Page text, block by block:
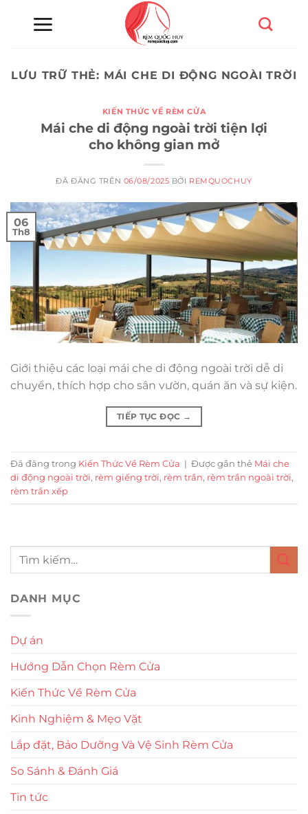
LƯU TRỮ THẺ: MÁI CHE DI ĐỘNG NGOÀI TRỜI
KIẾN THỨC VỀ RÈM CỬA
Mái che di động ngoài trời tiện lợi
cho không gian mở
ĐÃ ĐĂNG TRÊN 06/08/2025 BỞI REMQUOCHUY
06
Th8
Giới thiệu các loại mái che di động ngoài trời dễ di
chuyển, thích hợp cho sân vườn, quán ăn và sự kiện.
TIẾP TỤC ĐỌC →
Đã đăng trong Kiến Thức Về Rèm Cửa | Được gắn thẻ Mái che
di động ngoài trời, rèm giếng trời, rèm trần, rèm trần ngoài trời,
rèm trần xếp
DANH MỤC
Dự án
Hướng Dẫn Chọn Rèm Cửa
Kiến Thức Về Rèm Cửa
Kinh Nghiệm & Mẹo Vặt
Lắp đặt, Bảo Dưỡng Và Vệ Sinh Rèm Cửa
So Sánh & Đánh Giá
Tin tức